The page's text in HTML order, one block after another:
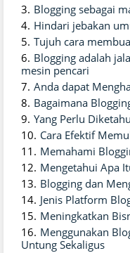
Blogging sebagai
Hindari jebakan
Tujuh cara
Blogging adalah
mesin pencari
Anda dapat
Bagaimana
Yang Perlu
Cara Efektif
Memahami
Mengetahui Apa
Blogging dan
Jenis Platform
Meningkatkan
Menggunakan
Untung Sekaligus